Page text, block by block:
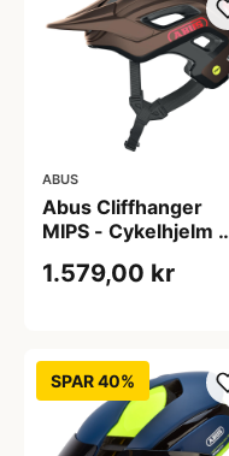
ABUS
Abus Cliffhanger
MIPS - Cykelhjelm -
S
1.579,00 kr
SPAR 40%